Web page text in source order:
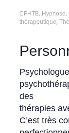
CFHTB Hypnose
thérapeutique
des
thérapies
C’est très